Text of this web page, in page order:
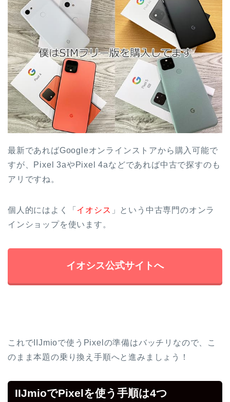
最新であればGoogleオンラインストアから購入可能で
すが、Pixel 3aやPixel 4aなどであれば中古で探すのも
アリですね。
個人的にはよく「 イオシス 」という中古専門のオンラ
インショップを使います。
イオシス公式サイトへ
これでIIJmioで使うPixelの準備はバッチリなので、こ
のまま本題の乗り換え手順へと進みましょう！
IIJmioでPixelを使う手順は4つ